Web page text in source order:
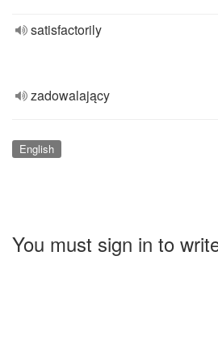
satisfactorily
zadowalający
English
You must sign in to